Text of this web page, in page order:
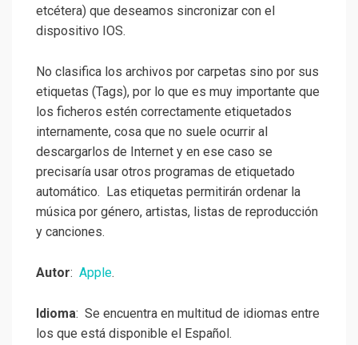
etcétera) que deseamos sincronizar con el
dispositivo IOS.
No clasifica los archivos por carpetas sino por sus
etiquetas (Tags), por lo que es muy importante que
los ficheros estén correctamente etiquetados
internamente, cosa que no suele ocurrir al
descargarlos de Internet y en ese caso se
precisaría usar otros programas de etiquetado
automático. Las etiquetas permitirán ordenar la
música por género, artistas, listas de reproducción
y canciones.
Autor: Apple.
Idioma: Se encuentra en multitud de idiomas entre
los que está disponible el Español.